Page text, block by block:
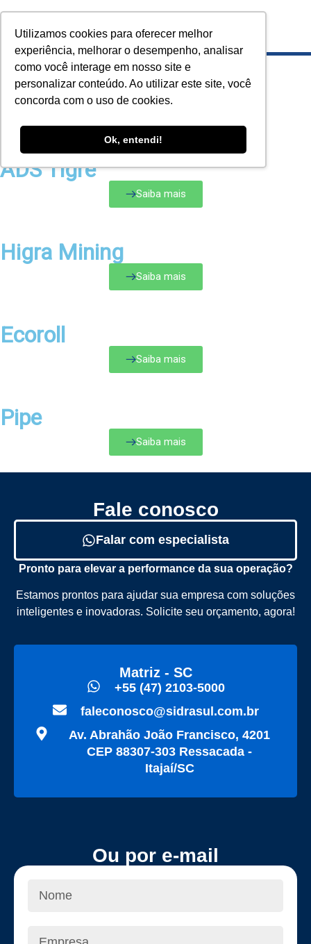
Utilizamos cookies para oferecer melhor
experiência, melhorar o desempenho, analisar
como você interage em nosso site e
personalizar conteúdo. Ao utilizar este site, você
concorda com o uso de cookies.
Ok, entendi!
ADS Tigre
Saiba mais
Higra Mining
Saiba mais
Ecoroll
Saiba mais
Pipe
Saiba mais
Fale conosco
Falar com especialista
Pronto para elevar a performance da sua operação?
Estamos prontos para ajudar sua empresa com soluções
inteligentes e inovadoras. Solicite seu orçamento, agora!
Matriz - SC
+55 (47) 2103-5000
faleconosco@sidrasul.com.br
Av. Abrahão João Francisco, 4201
CEP 88307-303 Ressacada -
Itajaí/SC
Ou por e-mail